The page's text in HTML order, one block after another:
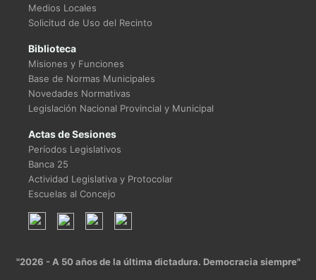
Medios Locales
Solicitud de Uso del Recinto
Biblioteca
Misiones y Funciones
Base de Normas Municipales
Novedades Normativas
Legislación Nacional Provincial y Municipal
Actas de Sesiones
Períodos Legislativos
Banca 25
Actividad Legislativa y Protocolar
Escuelas al Concejo
"2026 - A 50 años de la última dictadura. Democracia siempre"